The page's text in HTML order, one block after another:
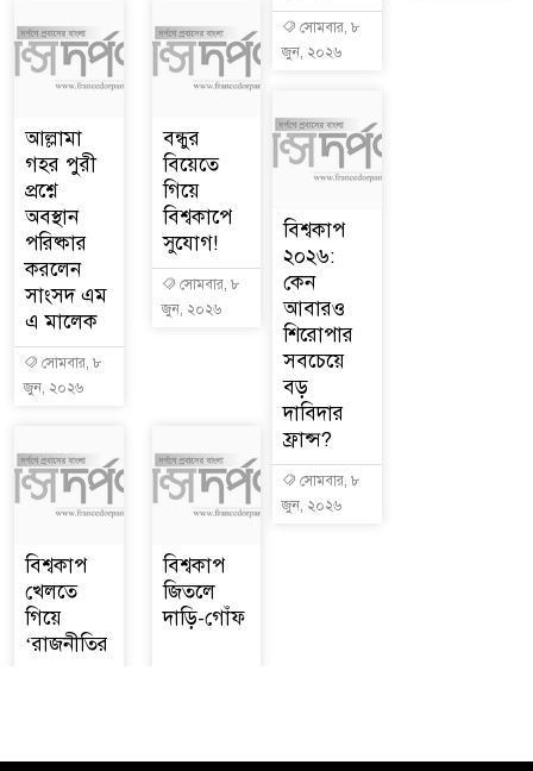
আল্লামা
গহর পুরী
প্রশ্নে
অবস্থান
পরিষ্কার
করলেন
সাংসদ এম
এ মালেক
সোমবার, ৮
জুন, ২০২৬
বন্ধুর
বিয়েতে
গিয়ে
বিশ্বকাপে
সুযোগ!
সোমবার, ৮
জুন, ২০২৬
বিশ্বকাপ
খেলতে
গিয়ে
‘রাজনীতির
বিশ্বকাপ
জিতলে
দাড়ি-গোঁফ
সোমবার, ৮
জুন, ২০২৬
বিশ্বকাপ
২০২৬:
কেন
আবারও
শিরোপার
সবচেয়ে
বড়
দাবিদার
ফ্রান্স?
সোমবার, ৮
জুন, ২০২৬